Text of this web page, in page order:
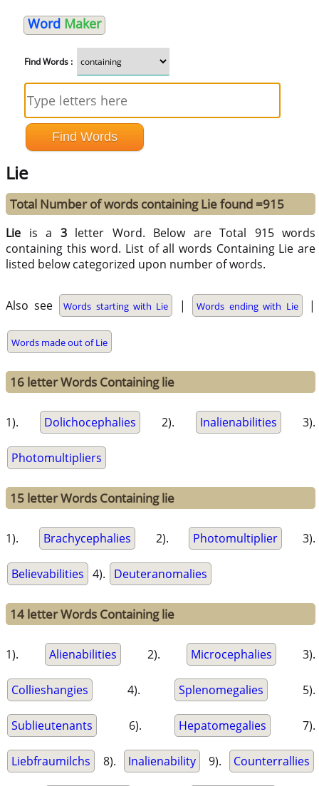
Word Maker
Find Words :
Lie
Total Number of words containing Lie found =915
Lie is a 3letter Word. Below are Total 915 words
containing this word. List of all words Containing Lie are
listed below categorized upon number of words.
Also see Words starting with Lie | Words ending with Lie |
Words made out of Lie
16 letter Words Containing lie
1). Dolichocephalies 2). Inalienabilities 3).
Photomultipliers
15 letter Words Containing lie
1). Brachycephalies 2). Photomultiplier 3).
Believabilities 4). Deuteranomalies
14 letter Words Containing lie
1). Alienabilities 2). Microcephalies 3).
Collieshangies 4). Splenomegalies 5).
Sublieutenants 6). Hepatomegalies 7).
Liebfraumilchs 8). Inalienability 9). Counterrallies